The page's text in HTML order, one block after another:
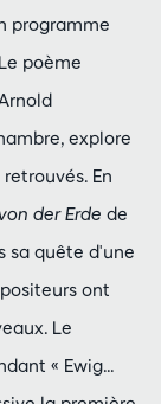
programme
poème
explore
En
der Erde de
sa quête d'une
ont
Le
« Ewig...